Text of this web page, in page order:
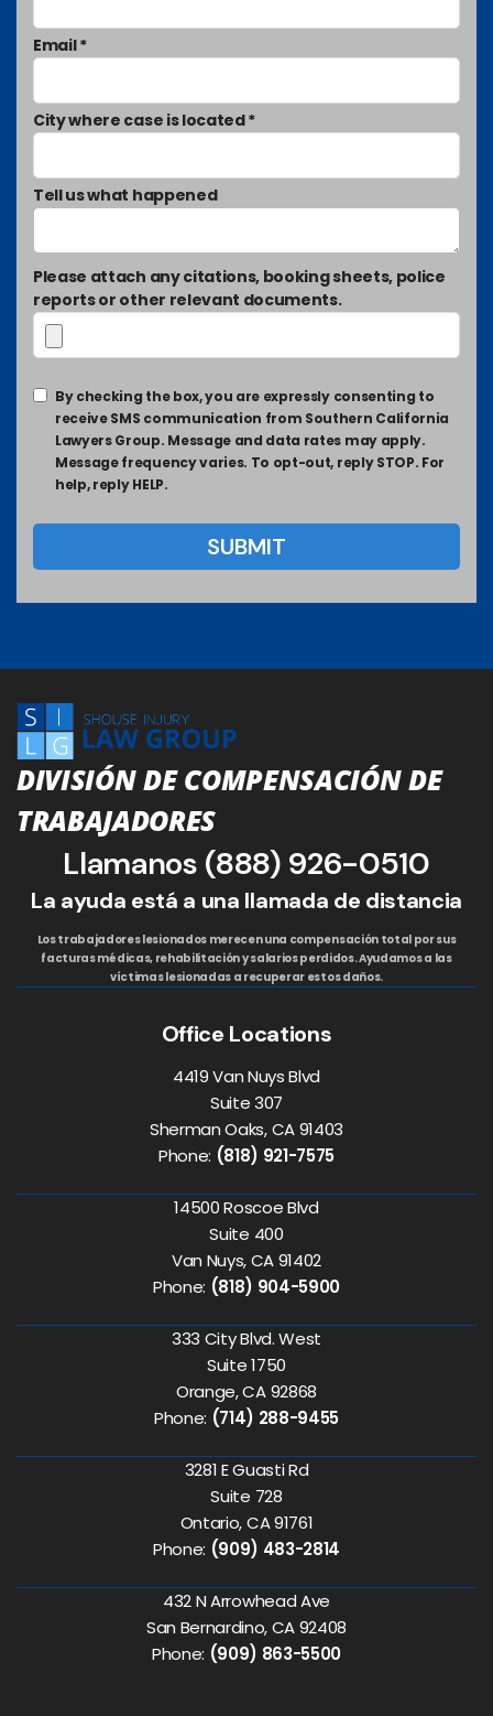
Email *
City where case is located *
Tell us what happened
Please attach any citations, booking sheets, police
reports or other relevant documents.
By checking the box, you are expressly consenting to
receive SMS communication from Southern California
Lawyers Group. Message and data rates may apply.
Message frequency varies. To opt-out, reply STOP. For
help, reply HELP.
DIVISIÓN DE COMPENSACIÓN DE
TRABAJADORES
Llamanos (888) 926-0510
La ayuda está a una llamada de distancia
Los trabajadores lesionados merecen una compensación total por sus
facturas médicas, rehabilitación y salarios perdidos. Ayudamos a las
víctimas lesionadas a recuperar estos daños.
Office Locations
4419 Van Nuys Blvd
Suite 307
Sherman Oaks, CA 91403
Phone: (818) 921-7575
14500 Roscoe Blvd
Suite 400
Van Nuys, CA 91402
Phone: (818) 904-5900
333 City Blvd. West
Suite 1750
Orange, CA 92868
Phone: (714) 288-9455
3281 E Guasti Rd
Suite 728
Ontario, CA 91761
Phone: (909) 483-2814
432 N Arrowhead Ave
San Bernardino, CA 92408
Phone: (909) 863-5500